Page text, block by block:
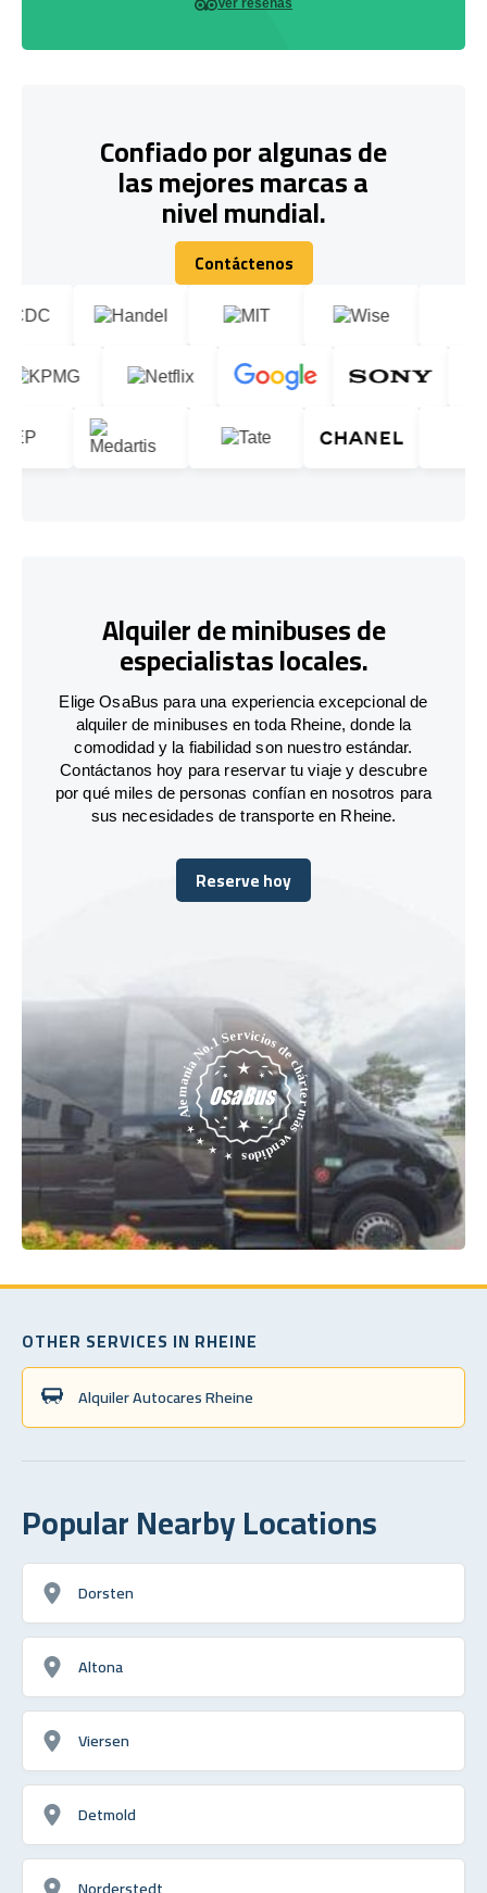
Confiado por algunas de
las mejores marcas a
nivel mundial.
Contáctenos
Contáctenos
Alquiler de minibuses de
especialistas locales.
Elige OsaBus para una experiencia excepcional de
alquiler de minibuses en toda Rheine, donde la
comodidad y la fiabilidad son nuestro estándar.
Contáctanos hoy para reservar tu viaje y descubre
por qué miles de personas confían en nosotros para
sus necesidades de transporte en Rheine.
Reserve hoy
Reserve hoy
OTHER SERVICES IN RHEINE
Alquiler Autocares Rheine
Popular Nearby Locations
Dorsten
Altona
Viersen
Detmold